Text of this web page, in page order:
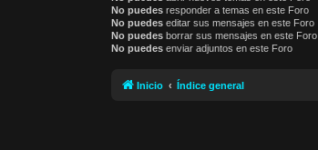
No puedes responder a temas en este Foro
No puedes editar sus mensajes en este Foro
No puedes borrar sus mensajes en este Foro
No puedes enviar adjuntos en este Foro
Inicio Índice general